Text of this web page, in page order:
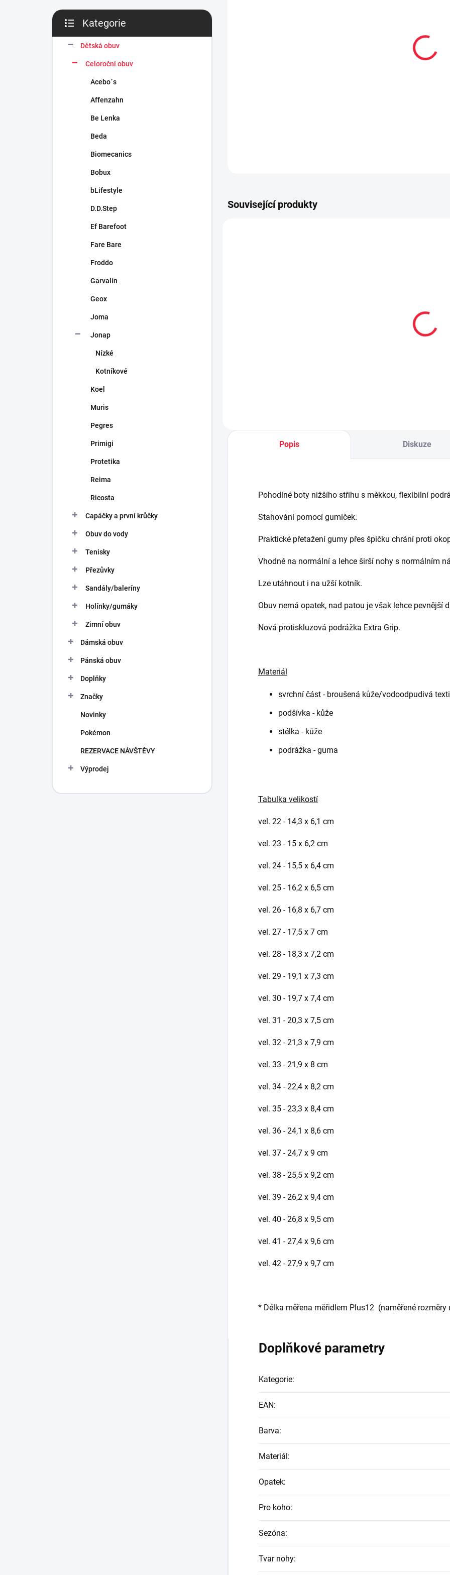
í
a
kategorie
Kategorie
Dětská obuv
Celoroční obuv
Acebo´s
Affenzahn
Be Lenka
Beda
Biomecanics
Bobux
bLifestyle
D.D.Step
Ef Barefoot
Fare Bare
Froddo
Garvalín
Geox
Joma
Jonap
Nízké
Kotníkové
Koel
Muris
Pegres
Primigi
Protetika
Reima
Ricosta
Capáčky a první krůčky
Obuv do vody
Tenisky
Přezůvky
Sandály/baleríny
Holínky/gumáky
Zimní obuv
Dámská obuv
Pánská obuv
Doplňky
Značky
Novinky
Pokémon
REZERVACE NÁVŠTĚVY
Výprodej
Související produkty
Popis Diskuze
Pohodlné boty nižšího střihu s měkkou, flexibilní
Stahování pomocí gumiček.
Praktické přetažení gumy přes špičku chrání proti
Vhodné na normální a lehce širší nohy s normálním
Lze utáhnout i na užší kotník.
Obuv nemá opatek, nad patou je však lehce pevnější
Nová protiskluzová podrážka Extra Grip.
Materiál
svrchní část - broušená kůže/vodoodpudivá
podšívka - kůže
stélka - kůže
podrážka - guma
Tabulka velikostí
vel. 22 - 14,3 x 6,1 cm
vel. 23 - 15 x 6,2 cm
vel. 24 - 15,5 x 6,4 cm
vel. 25 - 16,2 x 6,5 cm
vel. 26 - 16,8 x 6,7 cm
vel. 27 - 17,5 x 7 cm
vel. 28 - 18,3 x 7,2 cm
vel. 29 - 19,1 x 7,3 cm
vel. 30 - 19,7 x 7,4 cm
vel. 31 - 20,3 x 7,5 cm
vel. 32 - 21,3 x 7,9 cm
vel. 33 - 21,9 x 8 cm
vel. 34 - 22,4 x 8,2 cm
vel. 35 - 23,3 x 8,4 cm
vel. 36 - 24,1 x 8,6 cm
vel. 37 - 24,7 x 9 cm
vel. 38 - 25,5 x 9,2 cm
vel. 39 - 26,2 x 9,4 cm
vel. 40 - 26,8 x 9,5 cm
vel. 41 - 27,4 x 9,6 cm
vel. 42 - 27,9 x 9,7 cm
* Délka měřena měřidlem Plus12 (naměřené
Doplňkové parametry
Kategorie:
EAN:
Barva:
Materiál :
Opatek:
Pro koho:
Sezóna:
Tvar nohy: